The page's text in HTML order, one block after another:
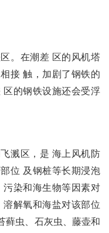
。在潮差 区的风机塔
接 触，加剧了钢铁的
的钢铁设施还会受浮
溅区，是 海上风机防
位 及钢桩等长期浸泡
染和海生物等因素对
解氧和海盐对该部位
藓虫、石灰虫、藤壶和